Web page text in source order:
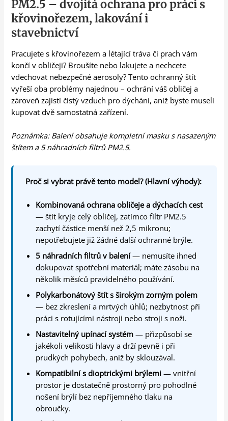
PM2.5 – dvojitá ochrana pro práci s
křovinořezem, lakování i
stavebnictví
Pracujete s křovinořezem a létající tráva či prach vám
končí v obličeji? Broušíte nebo lakujete a nechcete
vdechovat nebezpečné aerosoly? Tento ochranný štít
vyřeší oba problémy najednou – ochrání váš obličej a
zároveň zajistí čistý vzduch pro dýchání, aniž byste museli
kupovat dvě samostatná zařízení.
Poznámka: Balení obsahuje kompletní masku s nasazeným
štítem a 5 náhradních filtrů PM2.5.
Proč si vybrat právě tento model? (Hlavní výhody):
Kombinovaná ochrana obličeje a dýchacích cest
— štít kryje celý obličej, zatímco filtr PM2.5
zachytí částice menší než 2,5 mikronu;
nepotřebujete již žádné další ochranné brýle.
5 náhradních filtrů v balení— nemusíte ihned
dokupovat spotřební materiál; máte zásobu na
několik měsíců pravidelného používání.
Polykarbonátový štít s širokým zorným polem
— bez zkreslení a mrtvých úhlů; nezbytnost při
práci s rotujícími nástroji nebo stroji s noži.
Nastavitelný upínací systém — přizpůsobí se
jakékoli velikosti hlavy a drží pevně i při
prudkých pohybech, aniž by sklouzával.
Kompatibilní s dioptrickými brýlemi — vnitřní
prostor je dostatečně prostorný pro pohodlné
nošení brýlí bez nepříjemného tlaku na
obroučky.